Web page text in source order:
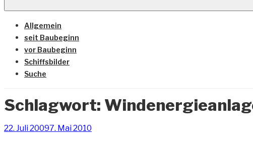
Allgemein
seit Baubeginn
vor Baubeginn
Schiffsbilder
Suche
Schlagwort:
Veröffentlicht
22. Juli 20097. Mai 2010